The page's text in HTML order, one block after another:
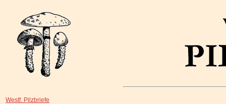
Westf. Pilzbriefe